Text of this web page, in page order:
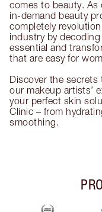
comes to beauty. As
in-demand beauty
completely
industry by
essential and
that are easy for
Discover the
our makeup artists’
your perfect skin
Clinic – from
smoothing.